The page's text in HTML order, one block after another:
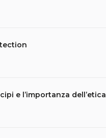
e l’importanza dell’etica